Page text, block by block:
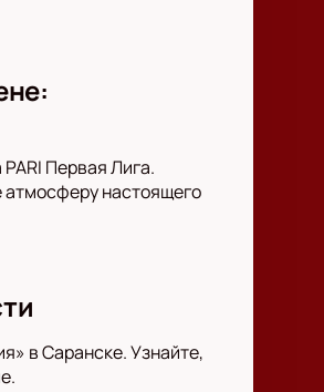
Первая Лига.
атмосферу настоящего
в Саранске. Узнайте,